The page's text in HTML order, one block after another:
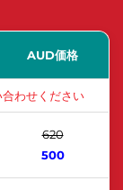
AUD価格
わせください
620
500